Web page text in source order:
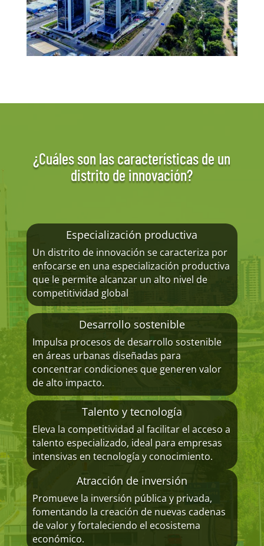
¿Cuáles son las características de un
distrito de innovación?
Especialización productiva
Un distrito de innovación se caracteriza por
enfocarse en una especialización productiva
que le permite alcanzar un alto nivel de
competitividad global
Desarrollo sostenible
Impulsa procesos de desarrollo sostenible
en áreas urbanas diseñadas para
concentrar condiciones que generen valor
de alto impacto.
Talento y tecnología
Eleva la competitividad al facilitar el acceso a
talento especializado, ideal para empresas
intensivas en tecnología y conocimiento.
Atracción de inversión
Promueve la inversión pública y privada,
fomentando la creación de nuevas cadenas
de valor y fortaleciendo el ecosistema
económico.